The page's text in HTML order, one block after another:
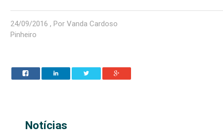
24/09/2016 , Por Vanda Cardoso
Pinheiro
Notícias